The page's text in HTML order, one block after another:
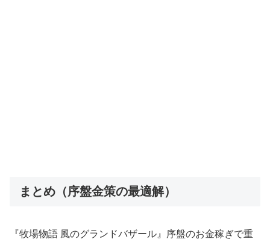
まとめ（序盤金策の最適解）
『牧場物語 風のグランドバザール』序盤のお金稼ぎで重